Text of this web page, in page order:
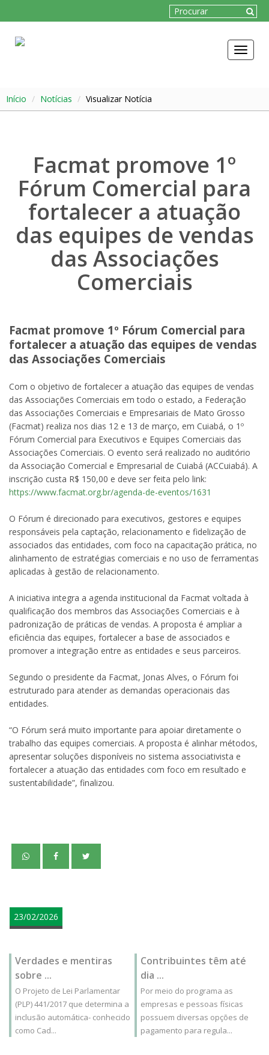
Toggle
Início Notícias Visualizar Notícia
Facmat promove 1º
Fórum Comercial para
fortalecer a atuação
das equipes de vendas
das Associações
Comerciais
Facmat promove 1º Fórum Comercial para
fortalecer a atuação das equipes de vendas
das Associações Comerciais
Com o objetivo de fortalecer a atuação das equipes de vendas
das Associações Comerciais em todo o estado, a Federação
das Associações Comerciais e Empresariais de Mato Grosso
(Facmat) realiza nos dias 12 e 13 de março, em Cuiabá, o 1º
Fórum Comercial para Executivos e Equipes Comerciais das
Associações Comerciais. O evento será realizado no auditório
da Associação Comercial e Empresarial de Cuiabá (ACCuiabá). A
inscrição custa R$ 150,00 e deve ser feita pelo link:
https://www.facmat.org.br/agenda-de-eventos/1631
O Fórum é direcionado para executivos, gestores e equipes
responsáveis pela captação, relacionamento e fidelização de
associados das entidades, com foco na capacitação prática, no
alinhamento de estratégias comerciais e no uso de ferramentas
aplicadas à gestão de relacionamento.
A iniciativa integra a agenda institucional da Facmat voltada à
qualificação dos membros das Associações Comerciais e à
padronização de práticas de vendas. A proposta é ampliar a
eficiência das equipes, fortalecer a base de associados e
promover a integração entre as entidades e seus parceiros.
Segundo o presidente da Facmat, Jonas Alves, o Fórum foi
estruturado para atender as demandas operacionais das
entidades.
“O Fórum será muito importante para apoiar diretamente o
trabalho das equipes comerciais. A proposta é alinhar métodos,
apresentar soluções disponíveis no sistema associativista e
fortalecer a atuação das entidades com foco em resultado e
sustentabilidade”, finalizou.
23/02/2026
Verdades e mentiras
sobre ...
O Projeto de Lei Parlamentar
(PLP) 441/2017 que determina a
inclusão automática- conhecido
como Cad...
Contribuintes têm até
dia ...
Por meio do programa as
empresas e pessoas físicas
possuem diversas opções de
pagamento para regula...